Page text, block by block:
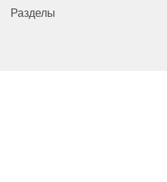
Разделы